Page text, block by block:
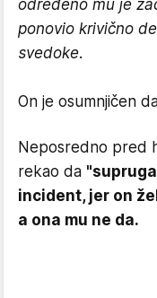
određeno mu je
ponovio krivično
svedoke.
On je osumnjičen
Neposredno pred
rekao da
incident, jer on
a ona mu ne da.